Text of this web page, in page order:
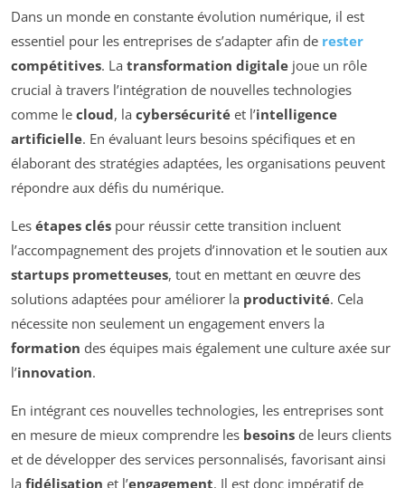
Dans un monde en constante évolution numérique, il est
essentiel pour les entreprises de s’adapter afin de rester
compétitives. La transformation digitale joue un rôle
crucial à travers l’intégration de nouvelles technologies
comme le cloud, la cybersécurité et l’intelligence
artificielle. En évaluant leurs besoins spécifiques et en
élaborant des stratégies adaptées, les organisations peuvent
répondre aux défis du numérique.
Les étapes clés pour réussir cette transition incluent
l’accompagnement des projets d’innovation et le soutien aux
startups prometteuses, tout en mettant en œuvre des
solutions adaptées pour améliorer la productivité. Cela
nécessite non seulement un engagement envers la
formation des équipes mais également une culture axée sur
l’innovation.
En intégrant ces nouvelles technologies, les entreprises sont
en mesure de mieux comprendre les besoins de leurs clients
et de développer des services personnalisés, favorisant ainsi
la fidélisation et l’engagement. Il est donc impératif de